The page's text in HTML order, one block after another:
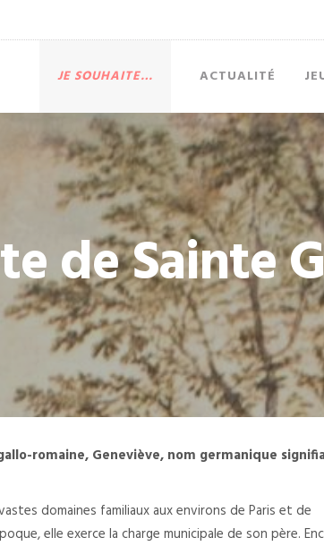
JE SOUHAITE… ACTUALITÉ
de Sainte
romaine, Geneviève, nom germanique
domaines familiaux aux environs de Paris et de
elle exerce la charge municipale de son père.